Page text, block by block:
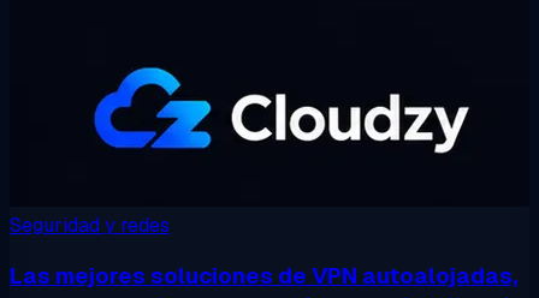
Seguridad y redes
Las mejores soluciones de VPN autoalojadas,